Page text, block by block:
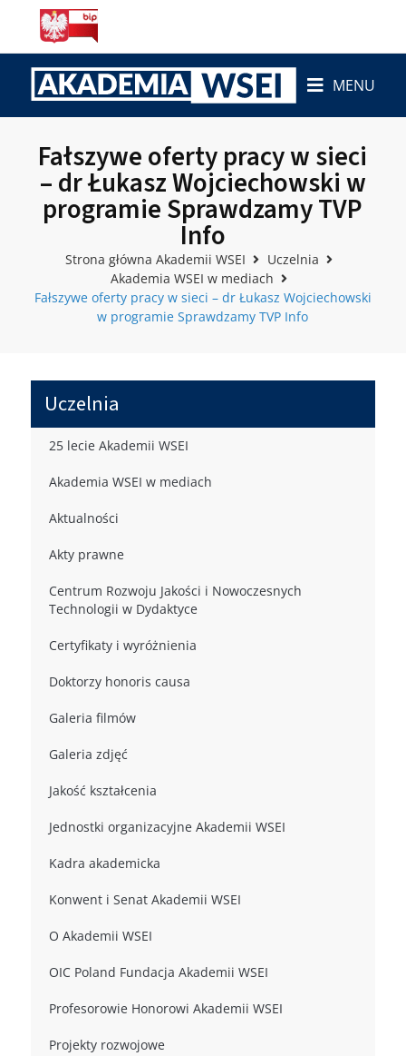
MENU
Fałszywe oferty pracy w sieci
– dr Łukasz Wojciechowski w
programie Sprawdzamy TVP
Info
Strona główna Akademii WSEI
Uczelnia
Akademia WSEI w mediach
Fałszywe oferty pracy w sieci – dr Łukasz Wojciechowski
w programie Sprawdzamy TVP Info
Uczelnia
25 lecie Akademii WSEI
Akademia WSEI w mediach
Aktualności
Akty prawne
Centrum Rozwoju Jakości i Nowoczesnych
Technologii w Dydaktyce
Certyfikaty i wyróżnienia
Doktorzy honoris causa
Galeria filmów
Galeria zdjęć
Jakość kształcenia
Jednostki organizacyjne Akademii WSEI
Kadra akademicka
Konwent i Senat Akademii WSEI
O Akademii WSEI
OIC Poland Fundacja Akademii WSEI
Profesorowie Honorowi Akademii WSEI
Projekty rozwojowe